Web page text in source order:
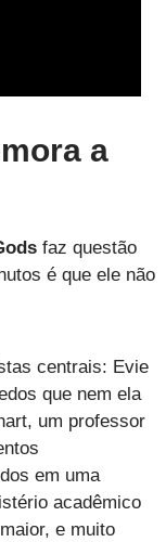
a
faz questão
é que ele não
centrais: Evie
que nem ela
um professor
em uma
acadêmico
e muito